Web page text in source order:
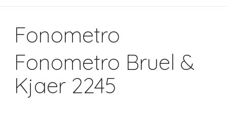
Fonometro
Fonometro Bruel &
Kjaer 2245